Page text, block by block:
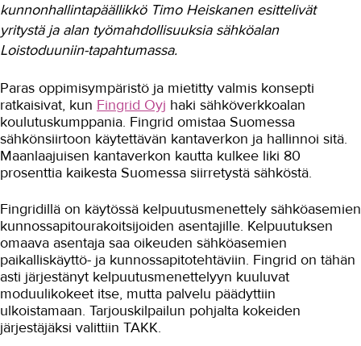
Kotoutuminen
Kuljetus ja logistiikka
Kumitekniikka
Liiketalous ja kaupan ala
Maarakennus
Matkailu- ja ravitsemisala
Media-ala ja viestintätekniikka
Palvelumuotoilu ja tuotekehitys
Puhtaus, kotityö ja välinehuolto
Rakentaminen
Sisustaminen ja pintakäsittely
kunnonhallintapäällikkö Timo Heiskanen esittelivät
yritystä ja alan työmahdollisuuksia sähköalan
Loistoduuniin-tapahtumassa.
Paras oppimisympäristö ja mietitty valmis konsepti
ratkaisivat, kun Fingrid Oyj haki sähköverkkoalan
koulutuskumppania. Fingrid omistaa Suomessa
sähkönsiirtoon käytettävän kantaverkon ja hallinnoi sitä.
Maanlaajuisen kantaverkon kautta kulkee liki 80
prosenttia kaikesta Suomessa siirretystä sähköstä.
Fingridillä on käytössä kelpuutusmenettely sähköasemien
kunnossapitourakoitsijoiden asentajille. Kelpuutuksen
omaava asentaja saa oikeuden sähköasemien
paikalliskäyttö- ja kunnossapitotehtäviin. Fingrid on tähän
asti järjestänyt kelpuutusmenettelyyn kuuluvat
moduulikokeet itse, mutta palvelu päädyttiin
ulkoistamaan. Tarjouskilpailun pohjalta kokeiden
järjestäjäksi valittiin TAKK.